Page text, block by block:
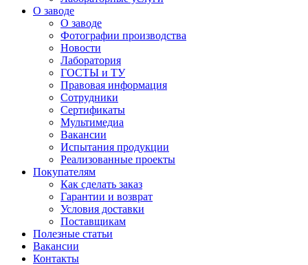
О заводе
О заводе
Фотографии производства
Новости
Лаборатория
ГОСТЫ и ТУ
Правовая информация
Сотрудники
Сертификаты
Мультимедиа
Вакансии
Испытания продукции
Реализованные проекты
Покупателям
Как сделать заказ
Гарантии и возврат
Условия доставки
Поставщикам
Полезные статьи
Вакансии
Контакты